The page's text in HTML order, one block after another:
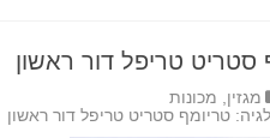
סטריט טריפל דור ראשון
מגזין, מכונות
טריומף סטריט טריפל דור ראשון